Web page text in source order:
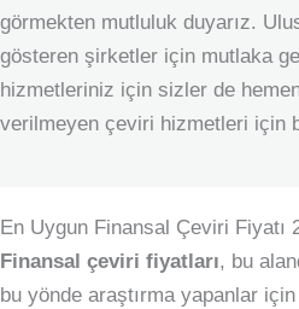
görmekten mutluluk duyarız.
gösteren şirketler için mutlaka
hizmetleriniz için sizler de
verilmeyen çeviri hizmetleri için
En Uygun Finansal Çeviri Fiyatı
Finansal çeviri fiyatları, bu
bu yönde araştırma yapanlar